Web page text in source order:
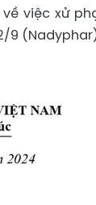
việc xử
9